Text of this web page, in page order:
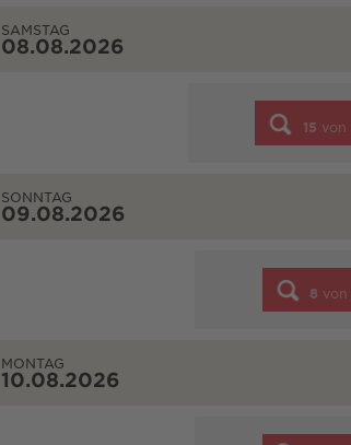
SAMSTAG
08.08.2026
15 von
SONNTAG
09.08.2026
8 von
MONTAG
10.08.2026